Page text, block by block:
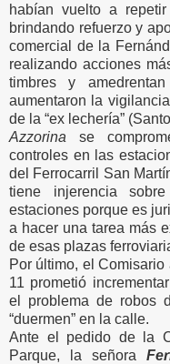
habían vuelto a
brindando refuerzo y
comercial de la
realizando acciones
timbres y
aumentaron la
de la “ex lechería”
Azzorina se
controles en las
del Ferrocarril San
tiene injerencia
estaciones porque es
a hacer una tarea más
de esas plazas
Por último, el
11 prometió
el problema de robos
“duermen” en la calle.
Ante el pedido de la
Parque, la señora